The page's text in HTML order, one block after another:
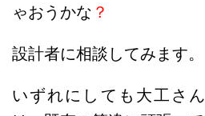
ゃおうかな ？
設計者に相談してみます。
いずれにしても大工さ